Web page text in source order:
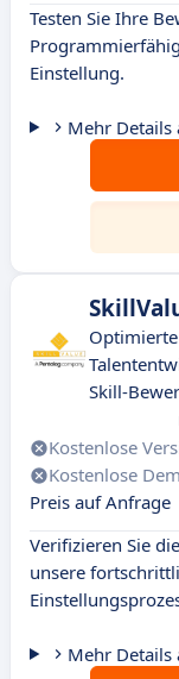
Testen Sie Ihre
Einstellung.
Mehr Details
Optimierte
Skill-
Kostenlose
Kostenlose
Preis auf Anfrage
Verifizieren Sie
unsere
Mehr Details